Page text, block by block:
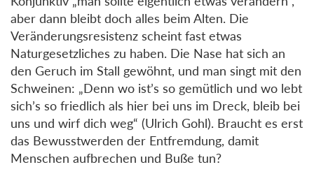
aber dann bleibt doch alles beim Alten. Die
Veränderungsresistenz scheint fast etwas
Naturgesetzliches zu haben. Die Nase hat sich an
den Geruch im Stall gewöhnt, und man singt mit den
Schweinen: „Denn wo ist’s so gemütlich und wo lebt
sich’s so friedlich als hier bei uns im Dreck, bleib bei
uns und wirf dich weg“ (Ulrich Gohl). Braucht es erst
das Bewusstwerden der Entfremdung, damit
Menschen aufbrechen und Buße tun?